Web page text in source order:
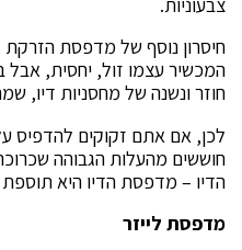
צבעוניות.
חיסרון נוסף של מדפסת
המכשיר עצמו זול, יחסית, אבל
חוזר ונשנה של מחסניות דיו,
לכן, אם אתם זקוקים להדפיס
חוששים מהעלות הגבוהה
הדיו – מדפסת הדיו היא
מדפסת לייזר